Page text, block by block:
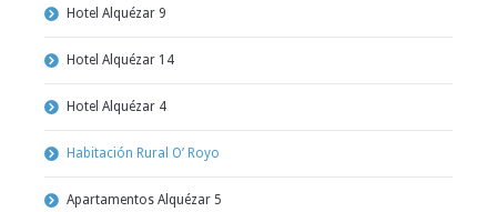
Hotel Alquézar 9
Hotel Alquézar 14
Hotel Alquézar 4
Habitación Rural O’ Royo
Apartamentos Alquézar 5